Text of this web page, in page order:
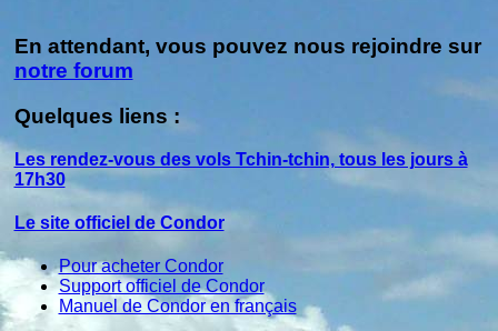
En attendant, vous pouvez nous rejoindre sur
notre forum
Quelques liens :
Les rendez-vous des vols Tchin-tchin, tous les jours à
17h30
Le site officiel de Condor
Pour acheter Condor
Support officiel de Condor
Manuel de Condor en français